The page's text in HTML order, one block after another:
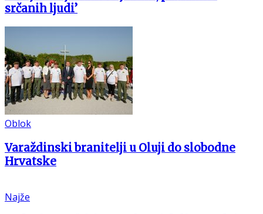
srčanih ljudi’
Oblok
Varaždinski branitelji u Oluji do slobodne
Hrvatske
Najže